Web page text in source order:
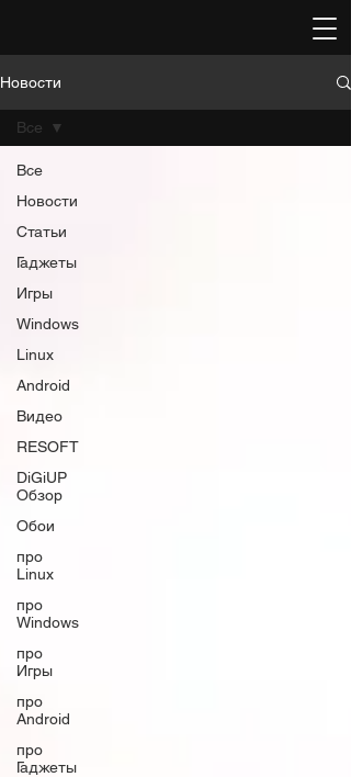
Новости
Все
Новости
Статьи
Гаджеты
Игры
Windows
Linux
Android
Видео
RESOFT
DiGiUP
Обзор
Обои
про
Linux
про
Windows
про
Игры
про
Android
про
Гаджеты
Все